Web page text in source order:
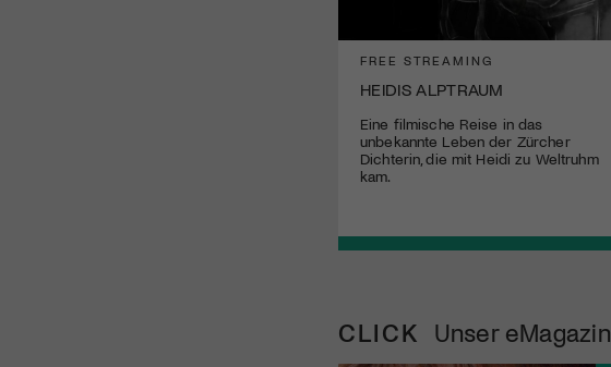
FREE STREAMING
HEIDIS ALPTRAUM
Eine filmische Reise in das
unbekannte Leben der Zürcher
Dichterin, die mit Heidi zu Weltruhm
kam.
CLICK Unser eMagazin